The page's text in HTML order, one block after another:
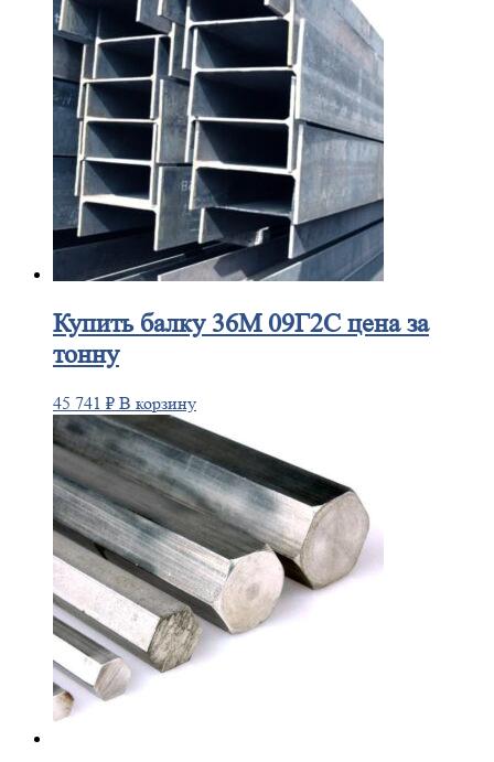
Купитьбалку 36М 09Г2С цена за
тонну
45 741 ₽ В корзину